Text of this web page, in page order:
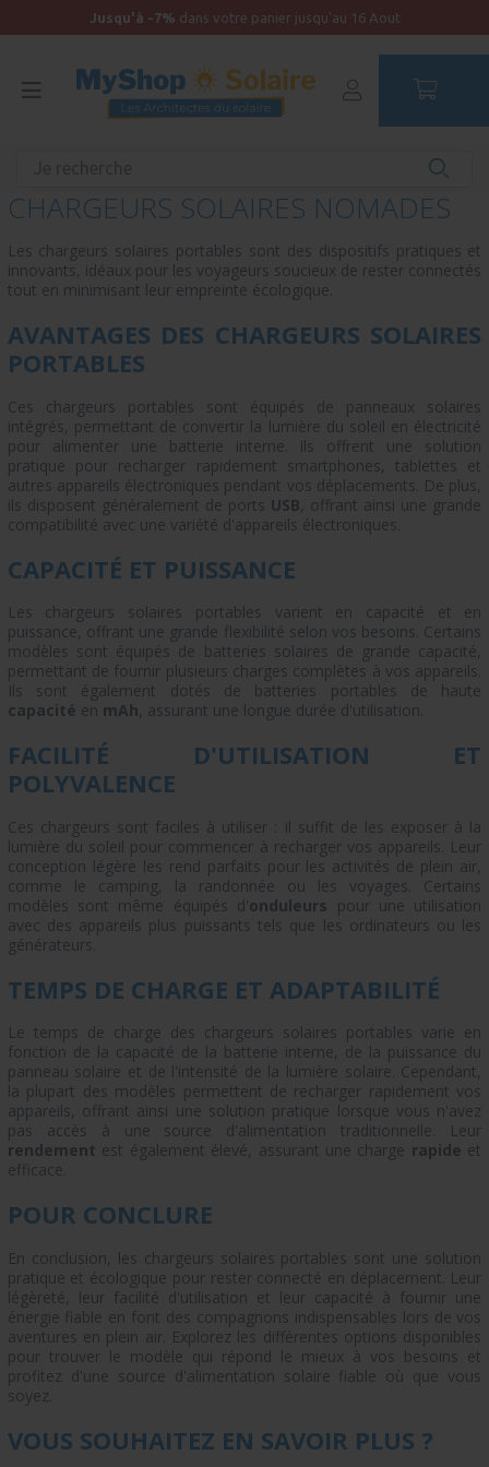
Jusqu'à -7% dans votre panier jusqu'au 16 Aout
CHARGEURS SOLAIRES NOMADES
Les chargeurs solaires portables sont des dispositifs pratiques et
innovants, idéaux pour les voyageurs soucieux de rester connectés
tout en minimisant leur empreinte écologique.
AVANTAGES DES CHARGEURS SOLAIRES
PORTABLES
Ces chargeurs portables sont équipés de panneaux solaires
intégrés, permettant de convertir la lumière du soleil en électricité
pour alimenter une batterie interne. Ils offrent une solution
pratique pour recharger rapidement smartphones, tablettes et
autres appareils électroniques pendant vos déplacements. De plus,
ils disposent généralement de ports USB , offrant ainsi une grande
compatibilité avec une variété d'appareils électroniques.
CAPACITÉ ET PUISSANCE
Les chargeurs solaires portables varient en capacité et en
puissance, offrant une grande flexibilité selon vos besoins. Certains
modèles sont équipés de batteries solaires de grande capacité,
permettant de fournir plusieurs charges complètes à vos appareils.
Ils sont également dotés de batteries portables de haute
capacité en mAh, assurant une longue durée d'utilisation.
FACILITÉ D'UTILISATION ET
POLYVALENCE
Ces chargeurs sont faciles à utiliser : il suffit de les exposer à la
lumière du soleil pour commencer à recharger vos appareils. Leur
conception légère les rend parfaits pour les activités de plein air,
comme le camping, la randonnée ou les voyages. Certains
modèles sont même équipés d'onduleurs pour une utilisation
avec des appareils plus puissants tels que les ordinateurs ou les
générateurs.
TEMPS DE CHARGE ET ADAPTABILITÉ
Le temps de charge des chargeurs solaires portables varie en
fonction de la capacité de la batterie interne, de la puissance du
panneau solaire et de l'intensité de la lumière solaire. Cependant,
la plupart des modèles permettent de recharger rapidement vos
appareils, offrant ainsi une solution pratique lorsque vous n'avez
pas accès à une source d'alimentation traditionnelle. Leur
rendement est également élevé, assurant une charge rapide et
efficace.
POUR CONCLURE
En conclusion, les chargeurs solaires portables sont une solution
pratique et écologique pour rester connecté en déplacement. Leur
légèreté, leur facilité d'utilisation et leur capacité à fournir une
énergie fiable en font des compagnons indispensables lors de vos
aventures en plein air. Explorez les différentes options disponibles
pour trouver le modèle qui répond le mieux à vos besoins et
profitez d'une source d'alimentation solaire fiable où que vous
soyez.
VOUS SOUHAITEZ EN SAVOIR PLUS ?